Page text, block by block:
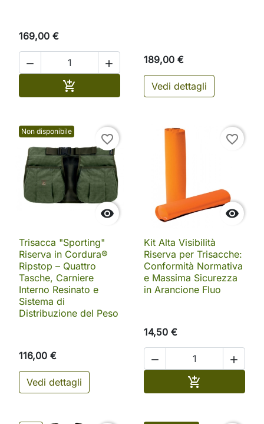
169,00 €
 
 Aggiungi al carrello
189,00 €
Vedi dettagli
Non disponibile

favorite_border
Trisacca "Sporting"
Riserva in Cordura®
Ripstop – Quattro
Tasche, Carniere
Interno Resinato e
Sistema di
Distribuzione del Peso
116,00 €
Vedi dettagli

favorite_border
Kit Alta Visibilità
Riserva per Trisacche:
Conformità Normativa
e Massima Sicurezza
in Arancione Fluo
14,50 €
 
